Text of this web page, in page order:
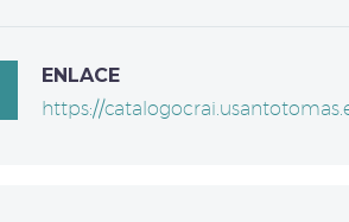
ENLACE
https://